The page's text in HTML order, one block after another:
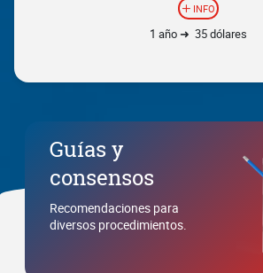
INFO
1 año ➜ 35 dólares
Guías y
consensos
Recomendaciones para
diversos procedimientos.